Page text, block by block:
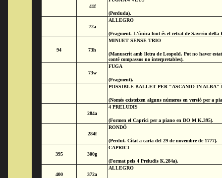
41f
(Perduda).
72a
ALLEGRO
(Fragment. L'única font és el retrat de Saverio della
94 73h
MINUET SENSE TRIO
(Manuscrit amb lletra de Leopold. Pot no haver
conté compassos no interpretables).
73w
FUGA
(Fragment).
POSSIBLE BALLET PER "ASCANIO IN ALBA"
(Només existeixen alguns números en versió per a
284a
4 PRELUDIS
(Formen el Caprici per a piano en DO M K.395).
284f
RONDÓ
(Perdut. Citat a carta del 29 de novembre de 1777).
395 300g
CAPRICI
(Format pels 4 Preludis K.284a).
400 372a
ALLEGRO